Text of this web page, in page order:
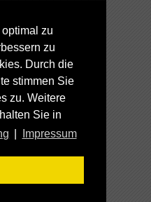
zu
zu
Durch die
stimmen Sie
zu. Weitere
Sie in
Impressum